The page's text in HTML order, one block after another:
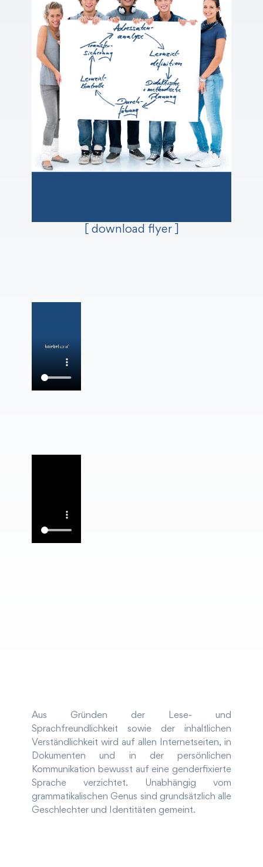
[ download flyer ]
Aus Gründen der Lese- und
Sprachfreundlichkeit sowie der inhaltlichen
Verständlichkeit wird auf allen Internetseiten, in
Dokumenten und in der persönlichen
Kommunikation bewusst auf eine genderfixierte
Sprache verzichtet. Unabhängig vom
grammatikalischen Genus sind grundsätzlich alle
Geschlechter und Identitäten gemeint.